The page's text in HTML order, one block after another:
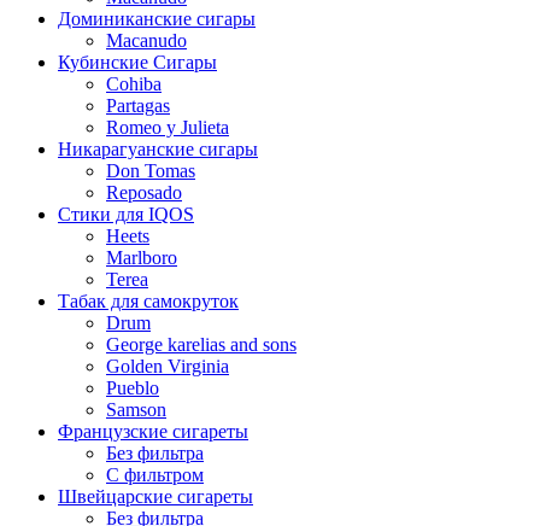
Доминиканские сигары
Macanudo
Кубинские Сигары
Cohiba
Partagas
Romeo y Julieta
Никарагуанские сигары
Don Tomas
Reposado
Стики для IQOS
Heets
Marlboro
Terea
Табак для самокруток
Drum
George karelias and sons
Golden Virginia
Pueblo
Samson
Французские сигареты
Без фильтра
С фильтром
Швейцарские сигареты
Без фильтра